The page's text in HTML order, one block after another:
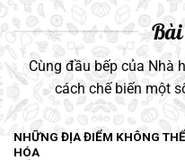
Bài
Cùng đầu bếp của Nhà
cách chế biến một
NHỮNG ĐỊA ĐIỂM KHÔNG
HÓA